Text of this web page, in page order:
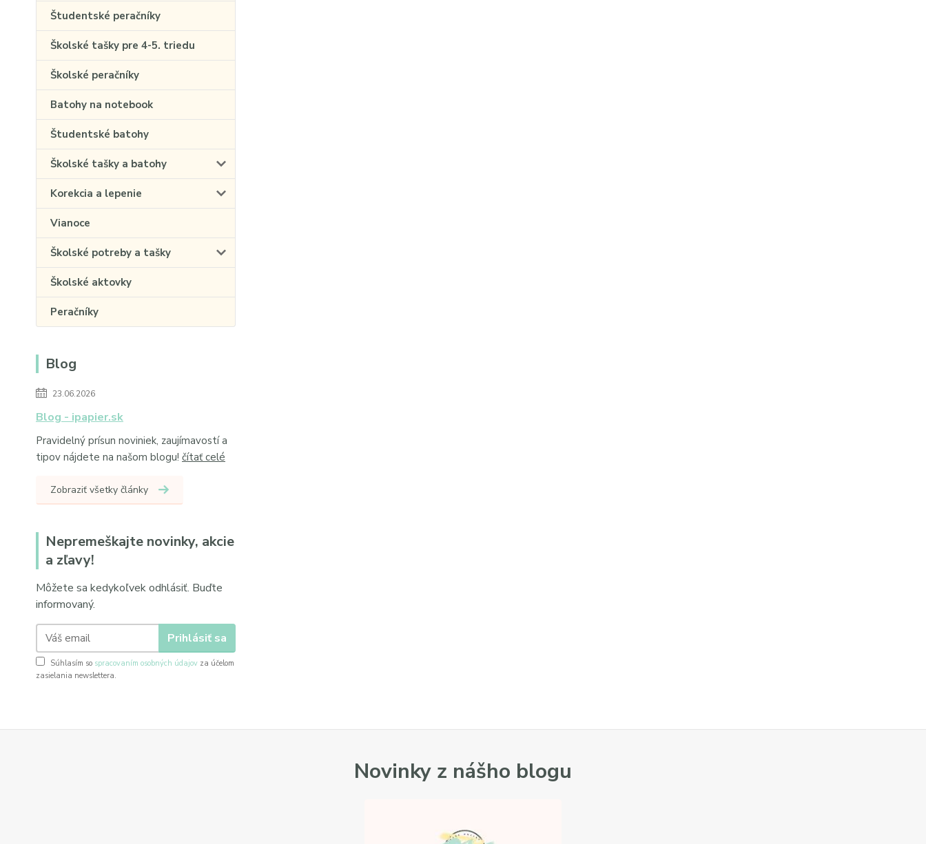
Študentské peračníky
Školské tašky pre 4-5. triedu
Školské peračníky
Batohy na notebook
Študentské batohy
Školské tašky a batohy
Korekcia a lepenie
Vianoce
Školské potreby a tašky
Školské aktovky
Peračníky
Blog
23.06.2026
Blog - ipapier.sk
Pravidelný prísun noviniek, zaujímavostí a
tipov nájdete na našom blogu! čítať celé
Zobraziť všetky články
Nepremeškajte novinky, akcie
a zľavy!
Môžete sa kedykoľvek odhlásiť. Buďte
informovaný.
Prihlásiť sa
Súhlasím so spracovaním osobných údajov za účelom
zasielania newslettera.
Novinky z nášho blogu